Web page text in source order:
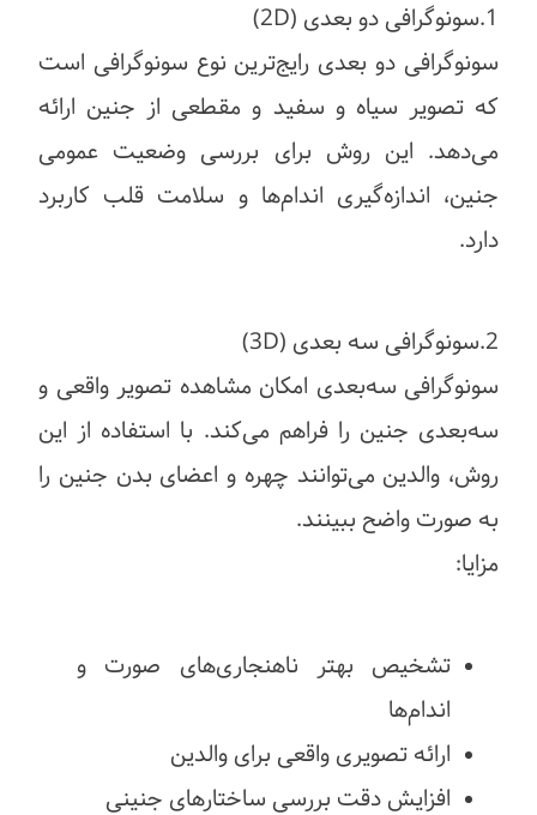
1.سونوگرافی دو بعدی (2D)
سونوگرافی دو بعدی رایج‌ترین نوع سونوگرافی است
که تصویر سیاه و سفید و مقطعی از جنین ارائه
می‌دهد. این روش برای بررسی وضعیت عمومی
جنین، اندازه‌گیری اندام‌ها و سلامت قلب کاربرد
دارد.
2.سونوگرافی سه بعدی (3D)
سونوگرافی سه‌بعدی امکان مشاهده تصویر واقعی و
سه‌بعدی جنین را فراهم می‌کند. با استفاده از این
روش، والدین می‌توانند چهره و اعضای بدن جنین را
به صورت واضح ببینند.
مزایا:
تشخیص بهتر ناهنجاری‌های صورت و
اندام‌ها
ارائه تصویری واقعی برای والدین
افزایش دقت بررسی ساختارهای جنینی